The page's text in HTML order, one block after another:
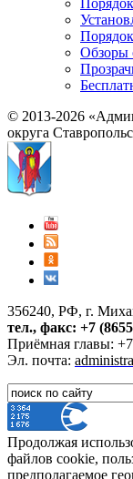
Обзоры
© 2013-2026
округа
356240, РФ, г.
тел., факс: +7
Приёмная главы:
Эл. почта:
Продолжая
файлов cookie,
предполагаемое